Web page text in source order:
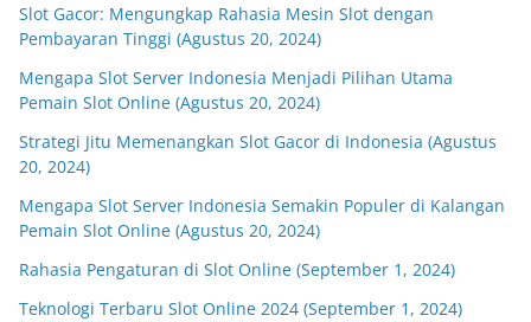
Slot Gacor: Mengungkap Rahasia Mesin Slot dengan
Pembayaran Tinggi (Agustus 20, 2024)
Mengapa Slot Server Indonesia Menjadi Pilihan Utama
Pemain Slot Online (Agustus 20, 2024)
Strategi Jitu Memenangkan Slot Gacor di Indonesia (Agustus
20, 2024)
Mengapa Slot Server Indonesia Semakin Populer di Kalangan
Pemain Slot Online (Agustus 20, 2024)
Rahasia Pengaturan di Slot Online (September 1, 2024)
Teknologi Terbaru Slot Online 2024 (September 1, 2024)